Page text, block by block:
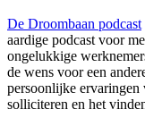
De Droombaan podcast
aardige podcast voor
ongelukkige
de wens voor een
persoonlijke
solliciteren en het